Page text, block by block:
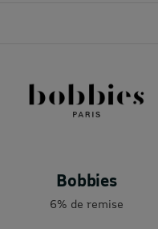
Bobbies
6% de remise